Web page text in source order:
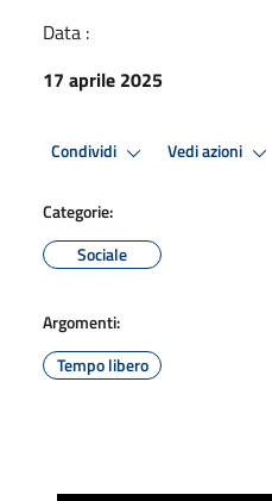
Data :
17 aprile 2025
Condividi Vedi azioni
Categorie:
Sociale
Argomenti:
Tempo libero